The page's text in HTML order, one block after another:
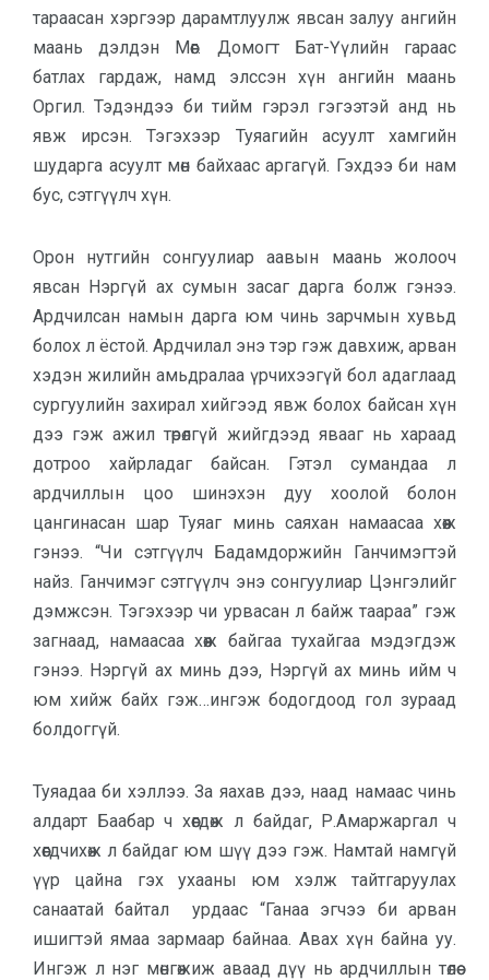
тараасан хэргээр дарамтлуулж явсан залуу ангийн
маань дэлдэн Мөөг. Домогт Бат-Үүлийн гараас
батлах гардаж, намд элссэн хүн ангийн маань
Оргил. Тэдэндээ би тийм гэрэл гэгээтэй анд нь
явж ирсэн. Тэгэхээр Туяагийн асуулт хамгийн
шударга асуулт мөн байхаас аргагүй. Гэхдээ би нам
бус, сэтгүүлч хүн.
Орон нутгийн сонгуулиар аавын маань жолооч
явсан Нэргүй ах сумын засаг дарга болж гэнээ.
Ардчилсан намын дарга юм чинь зарчмын хувьд
болох л ёстой. Ардчилал энэ тэр гэж давхиж, арван
хэдэн жилийн амьдралаа үрчихээгүй бол адаглаад
сургуулийн захирал хийгээд явж болох байсан хүн
дээ гэж ажил төрөлгүй жийгдээд явааг нь хараад
дотроо хайрладаг байсан. Гэтэл сумандаа л
ардчиллын цоо шинэхэн дуу хоолой болон
цангинасан шар Туяаг минь саяхан намаасаа хөөж
гэнээ. “Чи сэтгүүлч Бадамдоржийн Ганчимэгтэй
найз. Ганчимэг сэтгүүлч энэ сонгуулиар Цэнгэлийг
дэмжсэн. Тэгэхээр чи урвасан л байж таараа” гэж
загнаад, намаасаа хөөж байгаа тухайгаа мэдэгдэж
гэнээ. Нэргүй ах минь дээ, Нэргүй ах минь ийм ч
юм хийж байх гэж…ингэж бодогдоод гол зураад
болдоггүй.
Туяадаа би хэллээ. За яахав дээ, наад намаас чинь
алдарт Баабар ч хөөгдөж л байдаг, Р.Амаржаргал ч
хөөгдчихөж л байдаг юм шүү дээ гэж. Намтай намгүй
үүр цайна гэх ухааны юм хэлж тайтгаруулах
санаатай байтал урдаас “Ганаа эгчээ би арван
ишигтэй ямаа зармаар байнаа. Авах хүн байна уу.
Ингэж л нэг мөнгөжиж аваад дүү нь ардчиллын төлөө